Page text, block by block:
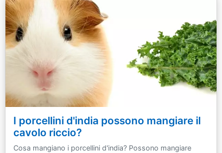
I porcellini d'india possono mangiare il
cavolo riccio?
Cosa mangiano i porcellini d'india? Possono mangiare